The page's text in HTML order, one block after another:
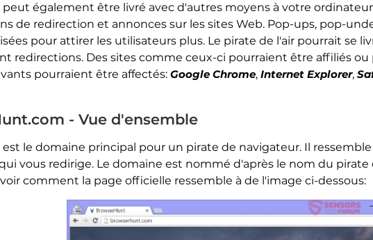
peut également être livré avec d'autres moyens à votre
de redirection et annonces sur les sites Web. Pop-ups, pop-
pour attirer les utilisateurs plus. Le pirate de l'air pourrait se
redirections. Des sites comme ceux-ci pourraient être affiliés
pourraient être affectés: Google Chrome, Internet Explorer,
- Vue d'ensemble
est le domaine principal pour un pirate de navigateur. Il
vous redirige. Le domaine est nommé d'après le nom du pirate
comment la page officielle ressemble à de l'image ci-dessous: